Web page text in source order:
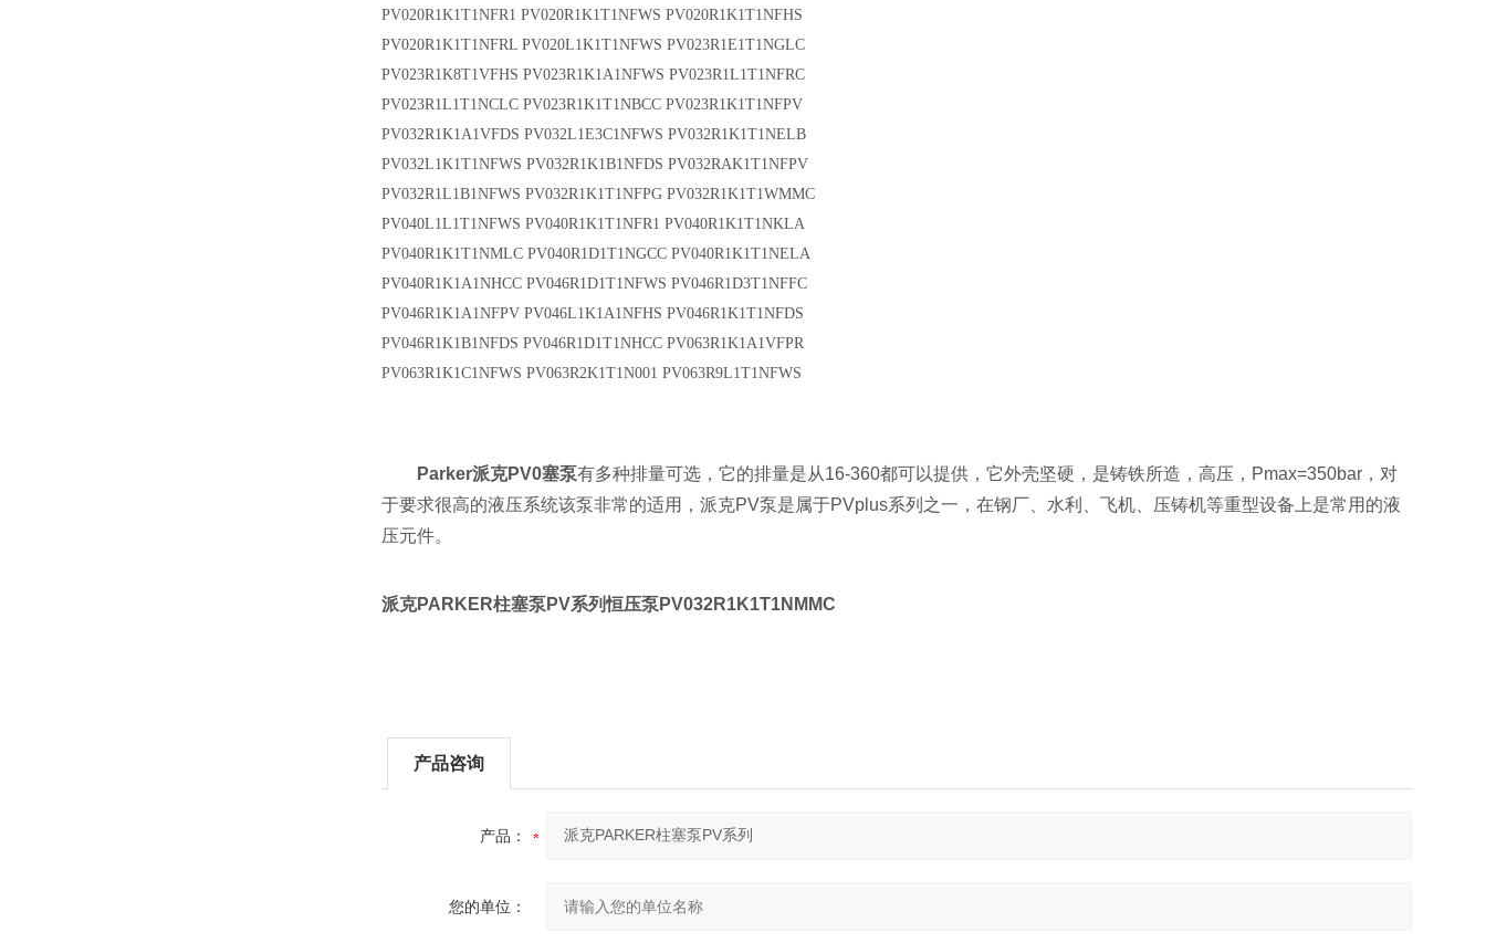
PV020R1K1T1NFR1 PV020R1K1T1NFWS PV020R1K1T1NFHS
PV020R1K1T1NFRL PV020L1K1T1NFWS PV023R1E1T1NGLC
PV023R1K8T1VFHS PV023R1K1A1NFWS PV023R1L1T1NFRC
PV023R1L1T1NCLC PV023R1K1T1NBCC PV023R1K1T1NFPV
PV032R1K1A1VFDS PV032L1E3C1NFWS PV032R1K1T1NELB
PV032L1K1T1NFWS PV032R1K1B1NFDS PV032RAK1T1NFPV
PV032R1L1B1NFWS PV032R1K1T1NFPG PV032R1K1T1WMMC
PV040L1L1T1NFWS PV040R1K1T1NFR1 PV040R1K1T1NKLA
PV040R1K1T1NMLC PV040R1D1T1NGCC PV040R1K1T1NELA
PV040R1K1A1NHCC PV046R1D1T1NFWS PV046R1D3T1NFFC
PV046R1K1A1NFPV PV046L1K1A1NFHS PV046R1K1T1NFDS
PV046R1K1B1NFDS PV046R1D1T1NHCC PV063R1K1A1VFPR
PV063R1K1C1NFWS PV063R2K1T1N001 PV063R9L1T1NFWS
Parker派克PV0塞泵有多种排量可选，它的排量是从16-360都可以提供，它外壳坚硬，是铸铁所造，高压，Pmax=350bar，对
于要求很高的液压系统该泵非常的适用，派克PV泵是属于PVplus系列之一，在钢厂、水利、飞机、压铸机等重型设备上是常用的液
压元件。
派克PARKER柱塞泵PV系列恒压泵PV032R1K1T1NMMC
产品咨询
产品：
您的单位：